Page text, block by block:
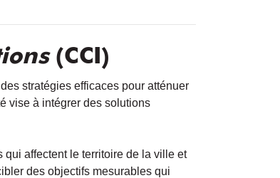
(CCI)
stratégies efficaces pour atténuer
vise à intégrer des solutions
qui affectent le territoire de la ville et
des objectifs mesurables qui